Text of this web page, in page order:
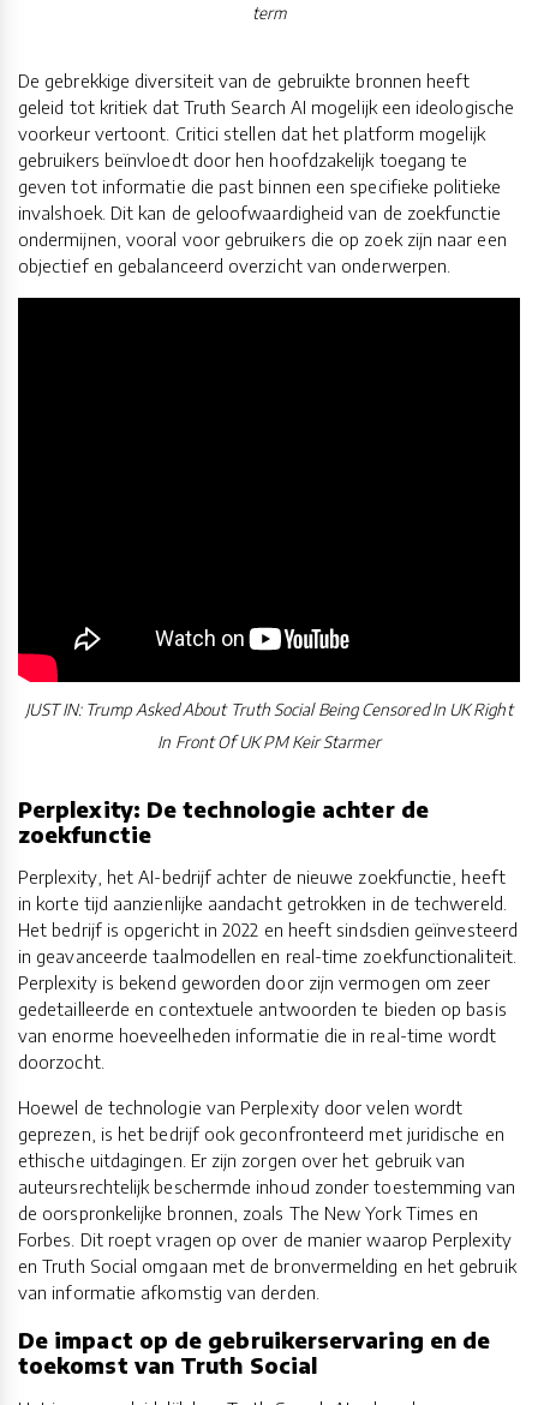
term
De gebrekkige diversiteit van de gebruikte bronnen heeft
geleid tot kritiek dat Truth Search AI mogelijk een ideologische
voorkeur vertoont. Critici stellen dat het platform mogelijk
gebruikers beïnvloedt door hen hoofdzakelijk toegang te
geven tot informatie die past binnen een specifieke politieke
invalshoek. Dit kan de geloofwaardigheid van de zoekfunctie
ondermijnen, vooral voor gebruikers die op zoek zijn naar een
objectief en gebalanceerd overzicht van onderwerpen.
JUST IN: Trump Asked About Truth Social Being Censored In UK Right
In Front Of UK PM Keir Starmer
Perplexity: De technologie achter de
zoekfunctie
Perplexity, het AI-bedrijf achter de nieuwe zoekfunctie, heeft
in korte tijd aanzienlijke aandacht getrokken in de techwereld.
Het bedrijf is opgericht in 2022 en heeft sindsdien geïnvesteerd
in geavanceerde taalmodellen en real-time zoekfunctionaliteit.
Perplexity is bekend geworden door zijn vermogen om zeer
gedetailleerde en contextuele antwoorden te bieden op basis
van enorme hoeveelheden informatie die in real-time wordt
doorzocht.
Hoewel de technologie van Perplexity door velen wordt
geprezen, is het bedrijf ook geconfronteerd met juridische en
ethische uitdagingen. Er zijn zorgen over het gebruik van
auteursrechtelijk beschermde inhoud zonder toestemming van
de oorspronkelijke bronnen, zoals The New York Times en
Forbes. Dit roept vragen op over de manier waarop Perplexity
en Truth Social omgaan met de bronvermelding en het gebruik
van informatie afkomstig van derden.
De impact op de gebruikerservaring en de
toekomst van Truth Social